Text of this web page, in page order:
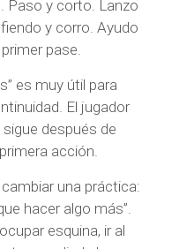
Paso y corto. Lanzo
y corro. Ayudo
pase.
es muy útil para
El jugador
después de
acción.
una práctica:
hacer algo más”.
esquina, ir al